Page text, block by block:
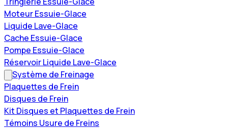
Moteur Essuie-Glace
Liquide Lave-Glace
Cache Essuie-Glace
Pompe Essuie-Glace
Réservoir Liquide Lave-Glace
Système de Freinage
Plaquettes de Frein
Disques de Frein
Kit Disques et Plaquettes de Frein
Témoins Usure de Freins